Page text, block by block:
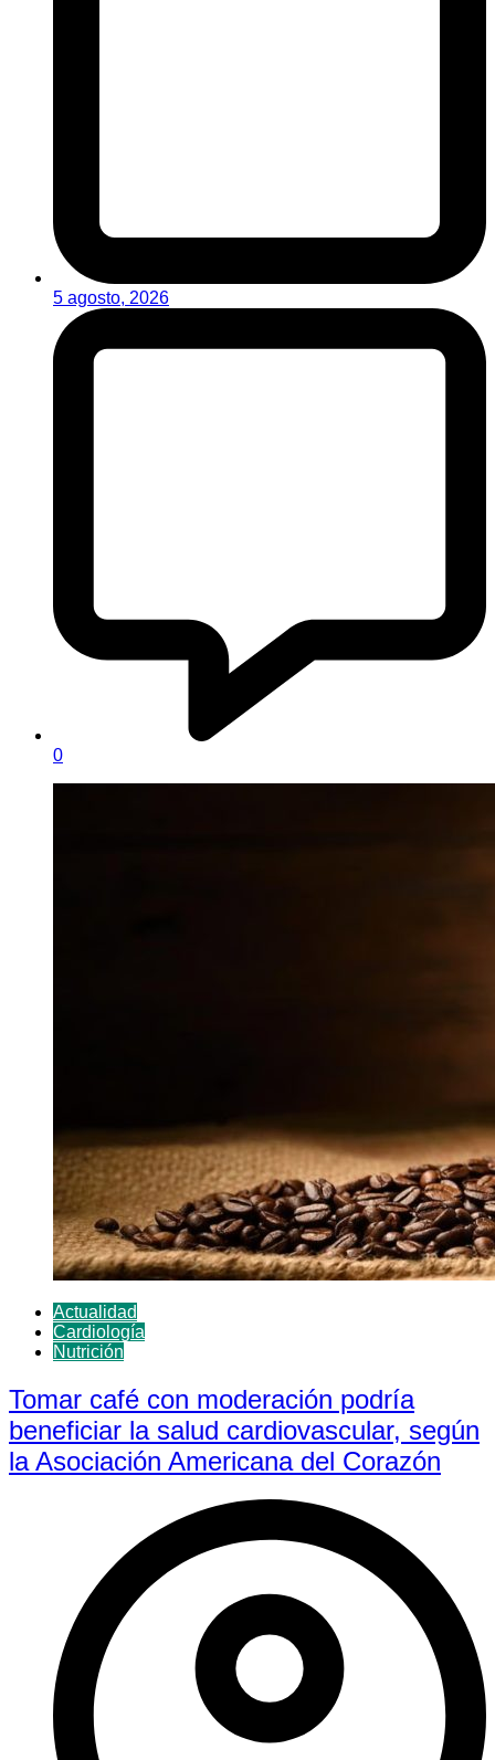
5 agosto, 2026
0
Actualidad
Cardiología
Nutrición
Tomar café con moderación podría
beneficiar la salud cardiovascular, según
la Asociación Americana del Corazón